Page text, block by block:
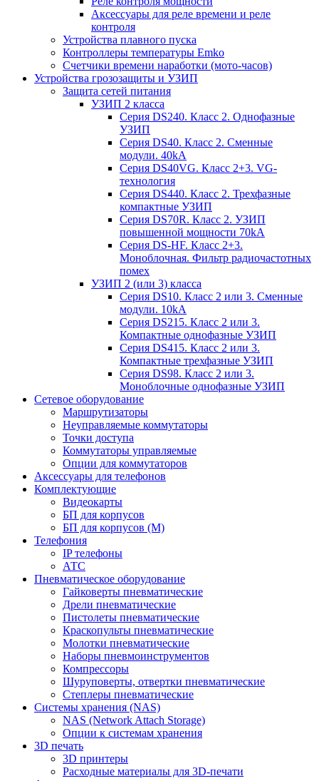
Аксессуары для реле времени и реле
контроля
Устройства плавного пуска
Контроллеры температуры Emko
Счетчики времени наработки (мото-часов)
Устройства грозозащиты и УЗИП
Защита сетей питания
УЗИП 2 класса
Серия DS240. Класс 2. Однофазные
УЗИП
Серия DS40. Класс 2. Сменные
модули. 40kA
Серия DS40VG. Класс 2+3. VG-
технология
Серия DS440. Класс 2. Трехфазные
компактные УЗИП
Серия DS70R. Класс 2. УЗИП
повышенной мощности 70kA
Серия DS-HF. Класс 2+3.
Моноблочная. Фильтр радиочастотных
помех
УЗИП 2 (или 3) класса
Серия DS10. Класс 2 или 3. Сменные
модули. 10kA
Серия DS215. Класс 2 или 3.
Компактные однофазные УЗИП
Серия DS415. Класс 2 или 3.
Компактные трехфазные УЗИП
Серия DS98. Класс 2 или 3.
Моноблочные однофазные УЗИП
Сетевое оборудование
Маршрутизаторы
Неуправляемые коммутаторы
Точки доступа
Коммутаторы управляемые
Опции для коммутаторов
Аксессуары для телефонов
Комплектующие
Видеокарты
БП для корпусов
БП для корпусов (М)
Телефония
IP телефоны
АТС
Пневматическое оборудование
Гайковерты пневматические
Дрели пневматические
Пистолеты пневматические
Краскопульты пневматические
Молотки пневматические
Наборы пневмоинструментов
Компрессоры
Шуруповерты, отвертки пневматические
Степлеры пневматические
Cистемы хранения (NAS)
NAS (Network Attach Storage)
Опции к системам хранения
3D печать
3D принтеры
Расходные материалы для 3D-печати